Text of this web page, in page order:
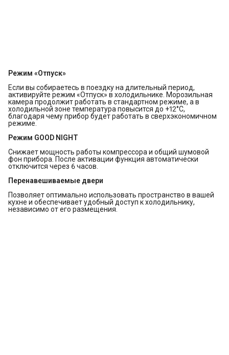
Режим «Отпуск»
Если вы собираетесь в поездку на длительный период,
активируйте режим «Отпуск» в холодильнике. Морозильная
камера продолжит работать в стандартном режиме, а в
холодильной зоне температура повысится до +12°С,
благодаря чему прибор будет работать в сверхэкономичном
режиме.
Режим GOOD NIGHT
Снижает мощность работы компрессора и общий шумовой
фон прибора. После активации функция автоматически
отключится через 6 часов.
Перенавешиваемые двери
Позволяет оптимально использовать пространство в вашей
кухне и обеспечивает удобный доступ к холодильнику,
независимо от его размещения.